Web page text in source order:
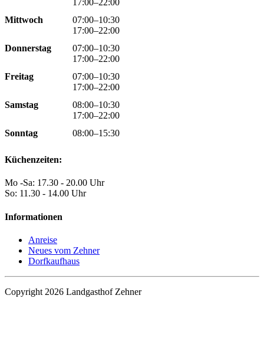
17:00–22:00
Mittwoch
07:00–10:30
17:00–22:00
Donnerstag
07:00–10:30
17:00–22:00
Freitag
07:00–10:30
17:00–22:00
Samstag
08:00–10:30
17:00–22:00
Sonntag
08:00–15:30
Küchenzeiten:
Mo -Sa: 17.30 - 20.00 Uhr
So: 11.30 - 14.00 Uhr
Informationen
Anreise
Neues vom Zehner
Dorfkaufhaus
Copyright 2026 Landgasthof Zehner